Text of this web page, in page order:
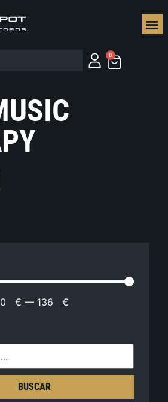
0
0 € — 136 €
BUSCAR